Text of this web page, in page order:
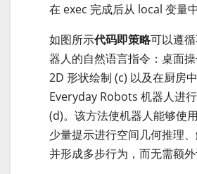
在 exec 完成后从 local 变量中
如图所示代码即策略可以遵
器人的自然语言指令：桌面操
2D 形状绘制 (c) 以及在厨房
Everyday Robots 机器人进
(d)。该方法使机器人能够使
少量提示进行空间几何推理
并形成多步行为，而无需额外